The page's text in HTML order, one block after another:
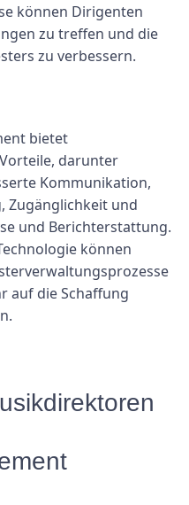
können Dirigenten
zu treffen und die
zu verbessern.
bietet
darunter
Kommunikation,
Zugänglichkeit und
und Berichterstattung.
können
auf die Schaffung